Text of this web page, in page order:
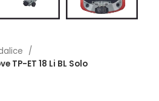
TP-ET 18 Li BL Solo